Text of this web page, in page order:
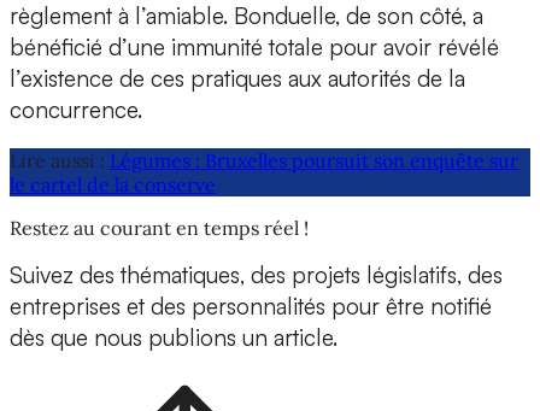
règlement à l’amiable. Bonduelle, de son côté, a
bénéficié d’une immunité totale pour avoir révélé
l’existence de ces pratiques aux autorités de la
concurrence.
Lire aussi : Légumes : Bruxelles poursuit son enquête sur
le cartel de la conserve
Restez au courant en temps réel !
Suivez des thématiques, des projets législatifs, des
entreprises et des personnalités pour être notifié
dès que nous publions un article.